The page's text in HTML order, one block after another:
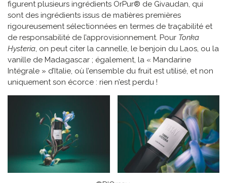
figurent plusieurs ingrédients OrPur® de Givaudan, qui
sont des ingrédients issus de matières premières
rigoureusement sélectionnées en termes de traçabilité et
de responsabilité de l’approvisionnement. Pour Tonka
Hysteria, on peut citer la cannelle, le benjoin du Laos, ou la
vanille de Madagascar ; également, la « Mandarine
Intégrale » d’Italie, où l’ensemble du fruit est utilisé, et non
uniquement son écorce : rien n’est perdu !